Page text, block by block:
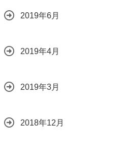
2019年6月
2019年4月
2019年3月
2018年12月